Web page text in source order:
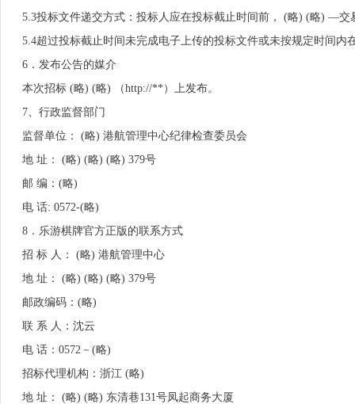
5.3投标文件递交方式：投标人应在投标截止时间前， (略) (略) —
5.4超过投标截止时间未完成电子上传的投标文件或未按规定时间内
6．发布公告的媒介
本次招标 (略) (略) （http://**）上发布。
7、行政监督部门
监督单位： (略) 港航管理中心纪律检查委员会
地 址： (略) (略) (略) 379号
邮 编：(略)
电 话: 0572-(略)
8．乐游棋牌官方正版的联系方式
招 标 人： (略) 港航管理中心
地 址： (略) (略) (略) 379号
邮政编码：(略)
联 系 人：沈云
电 话：0572－(略)
招标代理机构：浙江 (略)
地 址： (略) (略) 东清巷131号凤起商务大厦